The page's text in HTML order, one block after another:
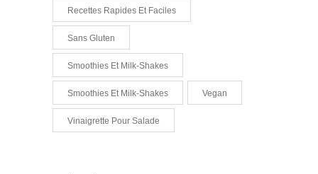
Recettes Rapides Et Faciles
Sans Gluten
Smoothies Et Milk-Shakes
Smoothies Et Milk-Shakes Vegan
Vinaigrette Pour Salade